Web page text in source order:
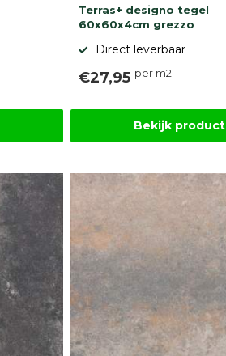
Terras+ designo tegel
60x60x4cm grezzo
Direct leverbaar
€27,95 per m2
Bekijk product